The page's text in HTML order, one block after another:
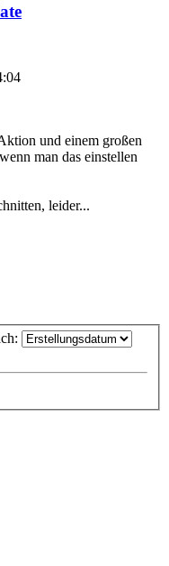
und einem großen
man das einstellen
leider...